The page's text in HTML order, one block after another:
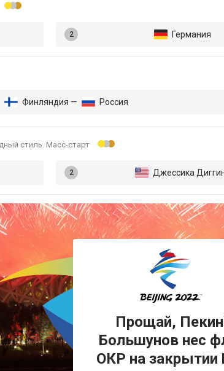
Фристайл
Хоккей
Шорт-трек
Германия
Финляндия — Россия
стиль. Масс-старт
Джессика
Прощай,
Большунов нес
ОКР на закрытии